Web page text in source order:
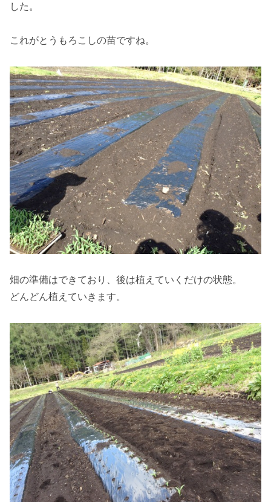
した。
これがとうもろこしの苗ですね。
畑の準備はできており、後は植えていくだけの状態。
どんどん植えていきます。